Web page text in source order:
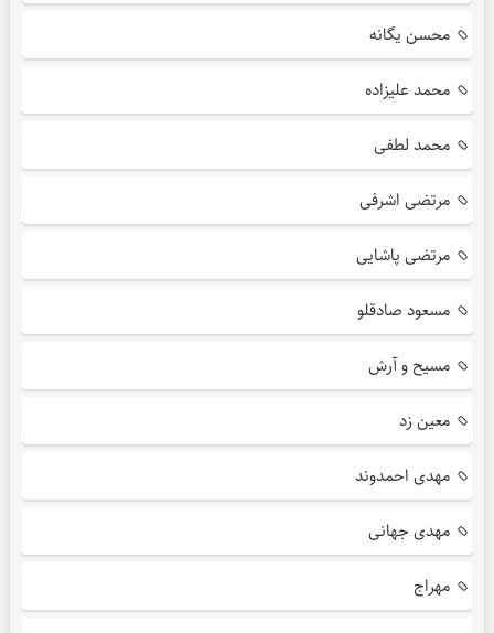
محسن یگانه
محمد علیزاده
محمد لطفی
مرتضی اشرفی
مرتضی پاشایی
مسعود صادقلو
مسیح و آرش
معین زد
مهدی احمدوند
مهدی جهانی
مهراج